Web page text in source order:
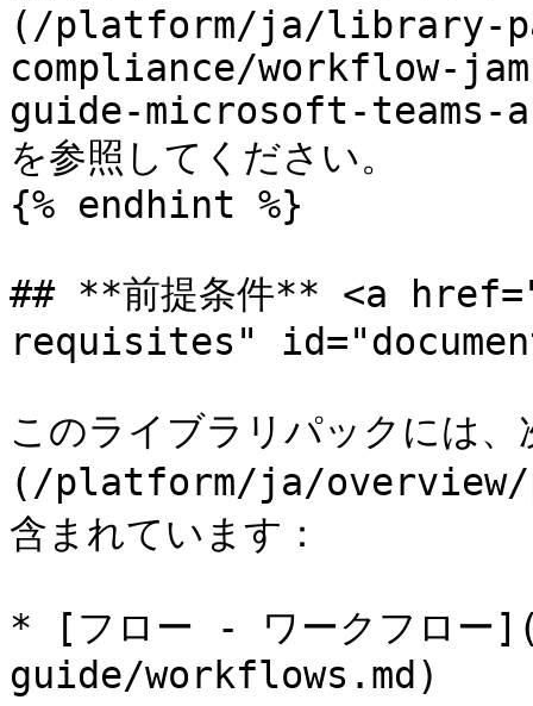
(/platform/ja/library-
compliance/workflow-
guide-microsoft-teams-
を参照してください。
{% endhint %}
## **前提条件** <a
requisites"
このライブラリパックには
(/platform/ja/overview/
含まれています：
* [フロー - ワークフロ
guide/workflows.md)